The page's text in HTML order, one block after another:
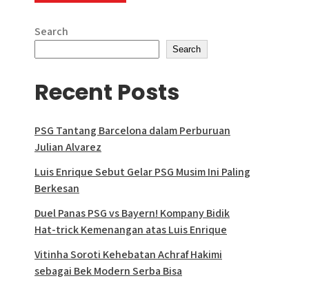
Search
Search
Recent Posts
PSG Tantang Barcelona dalam Perburuan
Julian Alvarez
Luis Enrique Sebut Gelar PSG Musim Ini Paling
Berkesan
Duel Panas PSG vs Bayern! Kompany Bidik
Hat-trick Kemenangan atas Luis Enrique
Vitinha Soroti Kehebatan Achraf Hakimi
sebagai Bek Modern Serba Bisa